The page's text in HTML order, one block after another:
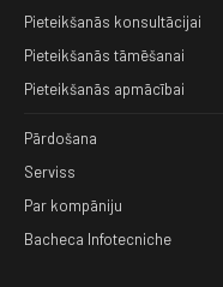
Pieteikšanās konsultācijai
Pieteikšanās tāmēšanai
Pieteikšanās apmācībai
Pārdošana
Serviss
Par kompāniju
Bacheca Infotecniche